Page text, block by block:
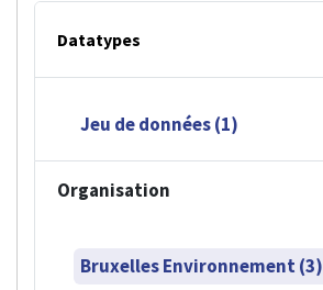
Datatypes
Jeu de données (1)
Organisation
Bruxelles Environnement (3)